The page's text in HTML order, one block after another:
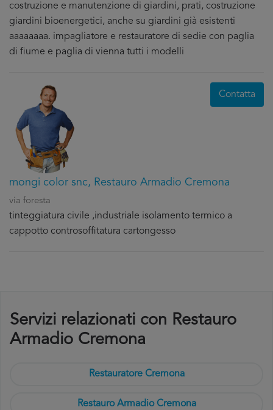
costruzione e manutenzione di giardini, prati, costruzione
giardini bioenergetici, anche su giardini già esistenti
aaaaaaaa. impagliatore e restauratore di sedie con paglia
di fiume e paglia di vienna tutti i modelli
mongi color snc, Restauro Armadio Cremona
via foresta
tinteggiatura civile ,industriale isolamento termico a
cappotto controsoffitatura cartongesso
Contatta
Servizi relazionati con Restauro
Armadio Cremona
Restauratore Cremona
Restauro Armadio Cremona